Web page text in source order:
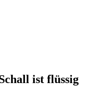
ist flüssig